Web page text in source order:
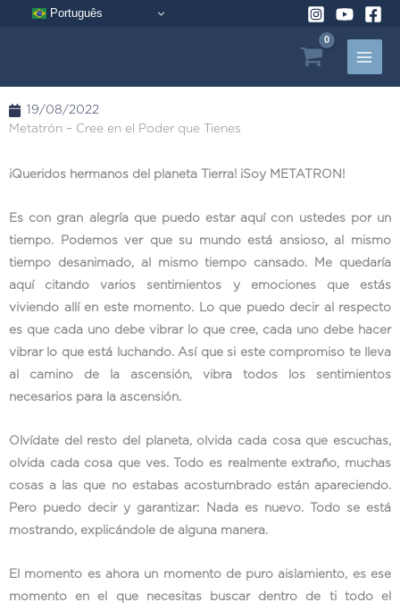
Português
19/08/2022
Metatrón – Cree en el Poder que Tienes
¡Queridos hermanos del planeta Tierra! ¡Soy METATRON!
Es con gran alegría que puedo estar aquí con ustedes por un
tiempo. Podemos ver que su mundo está ansioso, al mismo
tiempo desanimado, al mismo tiempo cansado. Me quedaría
aquí citando varios sentimientos y emociones que estás
viviendo allí en este momento. Lo que puedo decir al respecto
es que cada uno debe vibrar lo que cree, cada uno debe hacer
vibrar lo que está luchando. Así que si este compromiso te lleva
al camino de la ascensión, vibra todos los sentimientos
necesarios para la ascensión.
Olvídate del resto del planeta, olvida cada cosa que escuchas,
olvida cada cosa que ves. Todo es realmente extraño, muchas
cosas a las que no estabas acostumbrado están apareciendo.
Pero puedo decir y garantizar: Nada es nuevo. Todo se está
mostrando, explicándole de alguna manera.
El momento es ahora un momento de puro aislamiento, es ese
momento en el que necesitas buscar dentro de ti todo el